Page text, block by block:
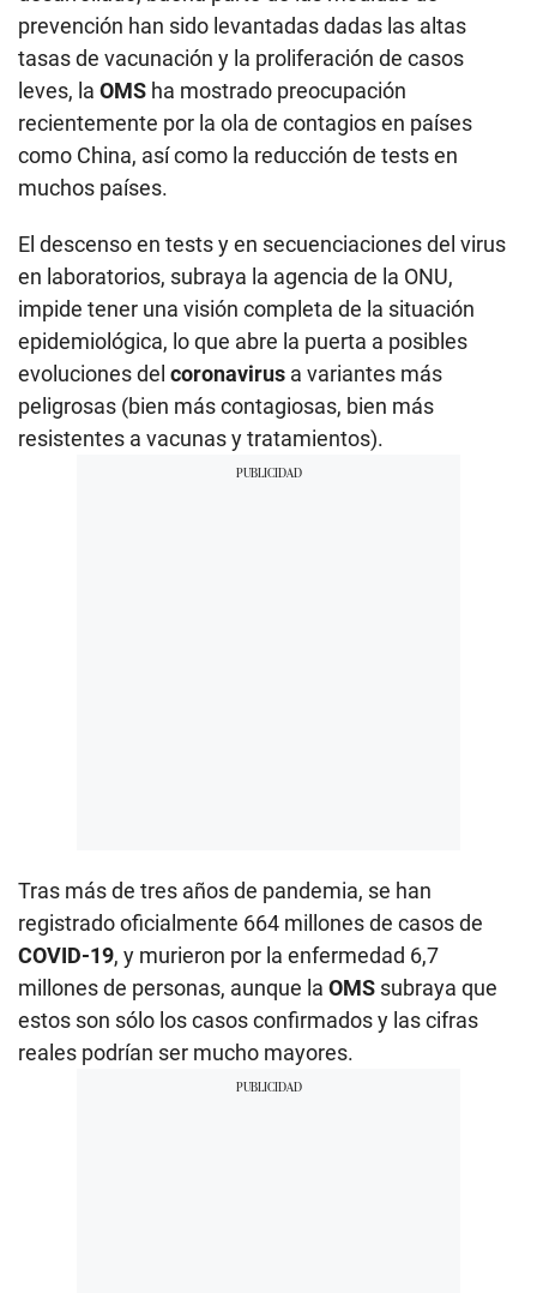
prevención han sido levantadas dadas las altas
tasas de vacunación y la proliferación de casos
leves, la OMS ha mostrado preocupación
recientemente por la ola de contagios en países
como China, así como la reducción de tests en
muchos países.
El descenso en tests y en secuenciaciones del virus
en laboratorios, subraya la agencia de la ONU,
impide tener una visión completa de la situación
epidemiológica, lo que abre la puerta a posibles
evoluciones del coronavirus a variantes más
peligrosas (bien más contagiosas, bien más
resistentes a vacunas y tratamientos).
Tras más de tres años de pandemia, se han
registrado oficialmente 664 millones de casos de
COVID-19, y murieron por la enfermedad 6,7
millones de personas, aunque la OMS subraya que
estos son sólo los casos confirmados y las cifras
reales podrían ser mucho mayores.